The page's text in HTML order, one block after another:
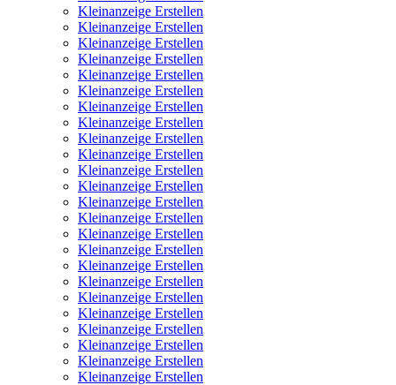
Kleinanzeige Erstellen
Kleinanzeige Erstellen
Kleinanzeige Erstellen
Kleinanzeige Erstellen
Kleinanzeige Erstellen
Kleinanzeige Erstellen
Kleinanzeige Erstellen
Kleinanzeige Erstellen
Kleinanzeige Erstellen
Kleinanzeige Erstellen
Kleinanzeige Erstellen
Kleinanzeige Erstellen
Kleinanzeige Erstellen
Kleinanzeige Erstellen
Kleinanzeige Erstellen
Kleinanzeige Erstellen
Kleinanzeige Erstellen
Kleinanzeige Erstellen
Kleinanzeige Erstellen
Kleinanzeige Erstellen
Kleinanzeige Erstellen
Kleinanzeige Erstellen
Kleinanzeige Erstellen
Kleinanzeige Erstellen